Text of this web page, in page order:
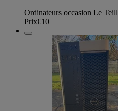
Ordinateurs occasion Le
Prix€10